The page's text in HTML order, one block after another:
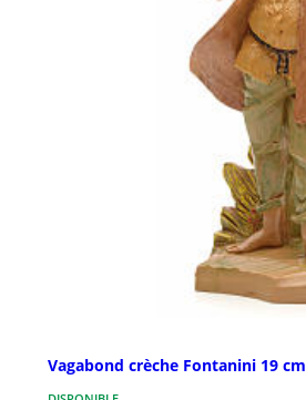
Vagabond crèche Fontanini 19 cm